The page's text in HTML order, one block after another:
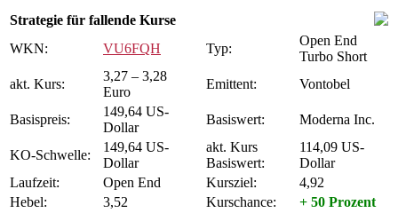
Strategie für fallende Kurse
WKN:
VU6FQH Typ:
Open End
Turbo Short
akt. Kurs:
3,27 – 3,28
Euro
Emittent: Vontobel
Basispreis:
149,64 US-
Dollar
Basiswert: Moderna Inc.
KO-Schwelle:
149,64 US-
Dollar
akt. Kurs
Basiswert:
114,09 US-
Dollar
Laufzeit:
Open End Kursziel:
4,92
Hebel:
3,52 Kurschance:
+ 50 Prozent